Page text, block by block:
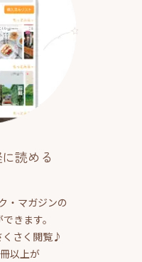
読める
・マガジンの
きます。
くさく閲覧♪
以上が